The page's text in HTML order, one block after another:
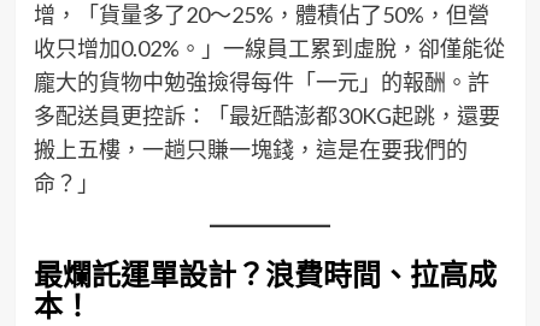
增，「貨量多了20～25%，體積佔了50%，但營
收只增加0.02%。」一線員工累到虛脫，卻僅能從
龐大的貨物中勉強撿得每件「一元」的報酬。許
多配送員更控訴：「最近酷澎都30KG起跳，還要
搬上五樓，一趟只賺一塊錢，這是在要我們的
命？」
最爛託運單設計？浪費時間、拉高成
本！